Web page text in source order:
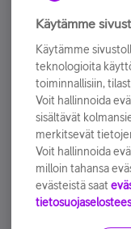
Tilaa Telian
sähköpostiisi.
Tilaa nyt
Käytämme
Käytämme
teknologioita
toiminnallisiin,
Voit hallinnoida
sisältävät
merkitsevät
Voit hallinnoida
milloin tahansa
evästeistä saat